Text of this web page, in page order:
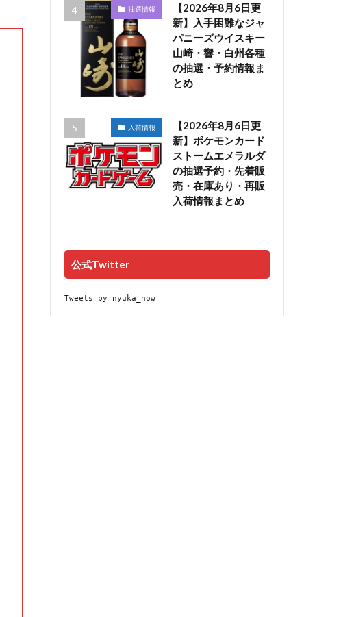
抽選情報
【2026年8月6日更
新】入手困難なジャ
パニーズウイスキー
山崎・響・白州各種
の抽選・予約情報ま
とめ
入荷情報
【2026年8月6日更
新】ポケモンカード
ストームエメラルダ
の抽選予約・先着販
売・在庫あり・再販
入荷情報まとめ
公式Twitter
Tweets by nyuka_now